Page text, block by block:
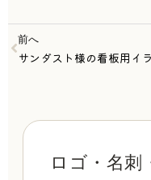
前へ
ロゴ・名刺